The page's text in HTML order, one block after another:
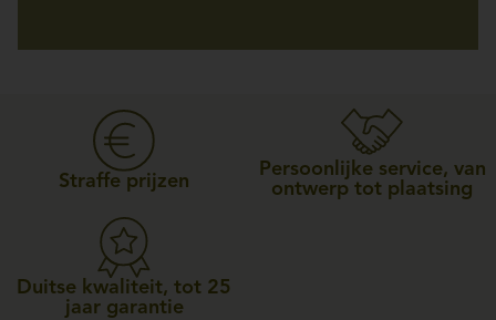
Straffe prijzen
Persoonlijke service, van
ontwerp tot plaatsing
Duitse kwaliteit, tot 25
jaar garantie